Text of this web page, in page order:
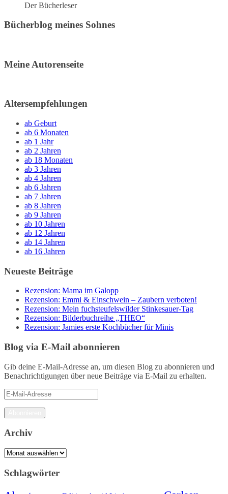
Der Bücherleser
Bücherblog meines Sohnes
Meine Autorenseite
Altersempfehlungen
ab Geburt
ab 6 Monaten
ab 1 Jahr
ab 2 Jahren
ab 18 Monaten
ab 3 Jahren
ab 4 Jahren
ab 6 Jahren
ab 7 Jahren
ab 8 Jahren
ab 9 Jahren
ab 10 Jahren
ab 12 Jahren
ab 14 Jahren
ab 16 Jahren
Neueste Beiträge
Rezension: Mama im Galopp
Rezension: Emmi & Einschwein – Zaubern verboten!
Rezension: Mein fuchsteufelswilder Stinkesauer-Tag
Rezension: Bilderbuchreihe „THEO“
Rezension: Jamies erste Kochbücher für Minis
Blog via E-Mail abonnieren
Gib deine E-Mail-Adresse an, um diesen Blog zu abonnieren und
Benachrichtigungen über neue Beiträge via E-Mail zu erhalten.
E-
Mail-
Adresse
Archiv
Archiv
Schlagwörter